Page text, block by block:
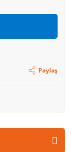
Paylaş